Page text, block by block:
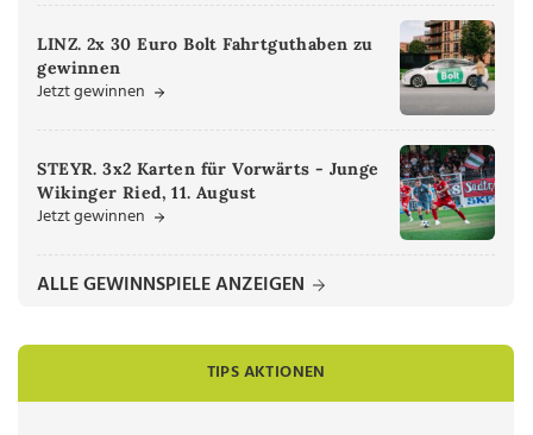
LINZ. 2x 30 Euro Bolt Fahrtguthaben zu
gewinnen
Jetzt gewinnen
STEYR. 3x2 Karten für Vorwärts - Junge
Wikinger Ried, 11. August
Jetzt gewinnen
ALLE GEWINNSPIELE ANZEIGEN
TIPS AKTIONEN